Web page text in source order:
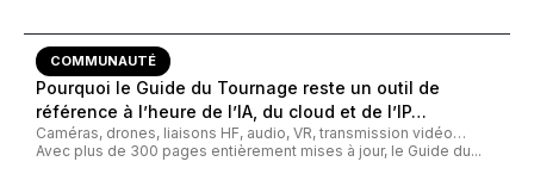
COMMUNAUTÉ
Pourquoi le Guide du Tournage reste un outil de
référence à l’heure de l’IA, du cloud et de l’IP…
Caméras, drones, liaisons HF, audio, VR, transmission vidéo…
Avec plus de 300 pages entièrement mises à jour, le Guide du...